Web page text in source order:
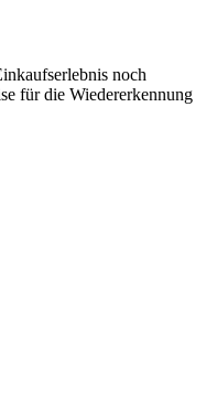
noch
für die Wiedererkennung